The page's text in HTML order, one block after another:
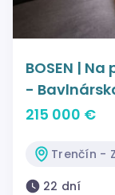
BOSEN |
-
215 000 €
Trenčín -
22 dní